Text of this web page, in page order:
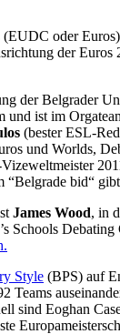
oder
der
der Belgrader
und ist im
(bester ESL-
und Worlds,
bid“
James Wood, in
Schools
Style (BPS) auf
sind Eoghan